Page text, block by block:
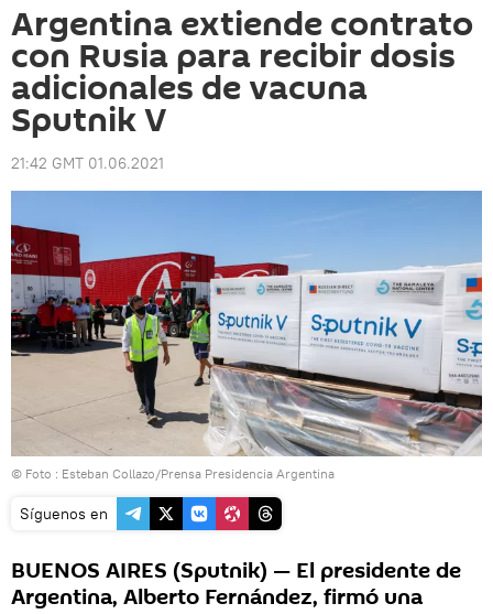
Argentina extiende contrato
con Rusia para recibir dosis
adicionales de vacuna
Sputnik V
21:42 GMT 01.06.2021
© Foto : Esteban Collazo/Prensa Presidencia Argentina
Síguenos en
BUENOS AIRES (Sputnik) — El presidente de
Argentina, Alberto Fernández, firmó una